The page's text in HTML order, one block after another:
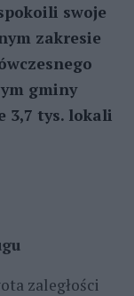
swoje
zakresie
gminy
3,7 tys. lokali
zaległości